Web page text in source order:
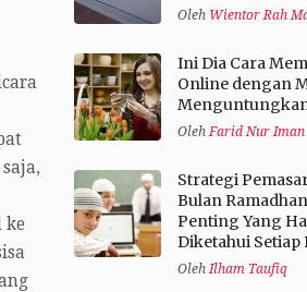
ke
Oleh Wientor Rah
Ini Dia Cara
Online dengan
OlehFarid Nur Iman
Strategi
Bulan
Penting Yang
Diketahui Setiap
OlehIlham Taufiq